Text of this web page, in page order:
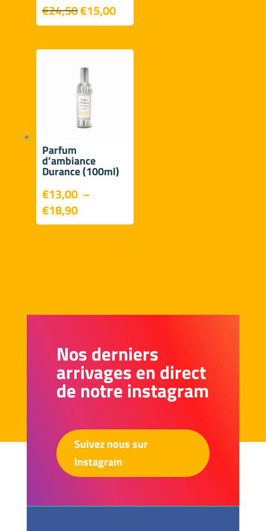
€24,50Le
prix
€24,50.
€15,00Le
prix
est :
Parfum
d’ambiance
Durance (100ml)
€13,00 –
€18,90Plage
de
Nos derniers
arrivages en direct
de notre instagram
Suivez nous sur
Instagram